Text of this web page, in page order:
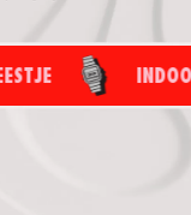
INDOOR &